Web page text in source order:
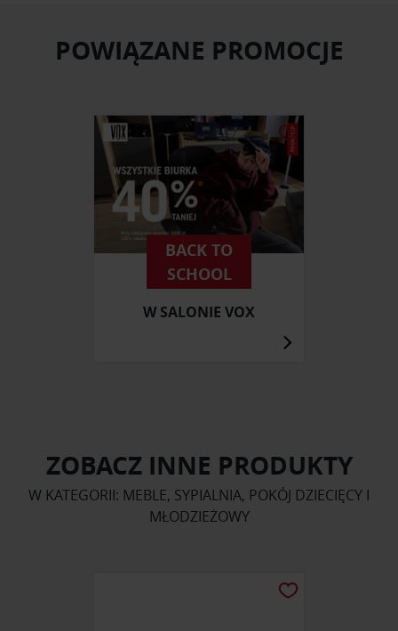
POWIĄZANE PROMOCJE
BACK TO
SCHOOL
W SALONIE VOX
ZOBACZ INNE PRODUKTY
W KATEGORII: MEBLE, SYPIALNIA, POKÓJ DZIECIĘCY I
MŁODZIEŻOWY